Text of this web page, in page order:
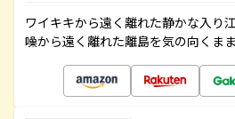
ワイキキから遠く離れた静かな入り
噪から遠く離れた離島を気の向くま